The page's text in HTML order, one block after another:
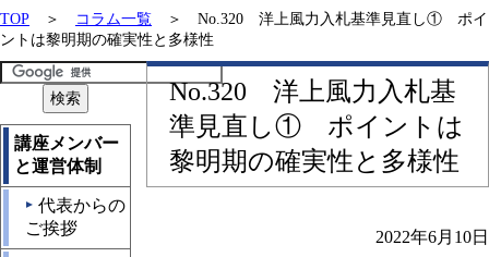
TOP ＞ コラム一覧 ＞ No.320 洋上風力入札基準見直し① ポイ
ントは黎明期の確実性と多様性
講座メンバー
と運営体制
▲ 代表からの
ご挨拶
No.320 洋上風力入札基
準見直し① ポイントは
黎明期の確実性と多様性
2022年6月10日